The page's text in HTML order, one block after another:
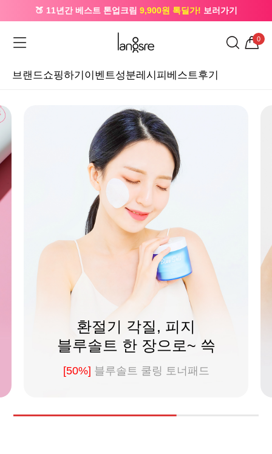
🍑 11년간 베스트 톤업크림 9,900원 톡딜가! 보러가기
5,000원
0
브랜드쇼핑하기 이벤트성분레시피 베스트후기
환절기 각질, 피지
블루솔트 한 장으로~ 쓱
[50%] 블루솔트 쿨링 토너패드